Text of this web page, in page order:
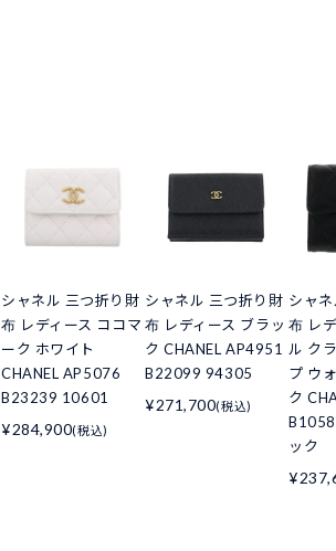
シャネル 三つ折り財
布 レディース ココマ
ーク ホワイト
CHANEL AP5076
B23239 10601
¥284,900(税込)
シャネル 三つ折り財
布 レディース ブラッ
ク CHANEL AP4951
B22099 94305
¥271,700(税込)
シャ
布 レ
ル ク
プ ウ
ク
ック